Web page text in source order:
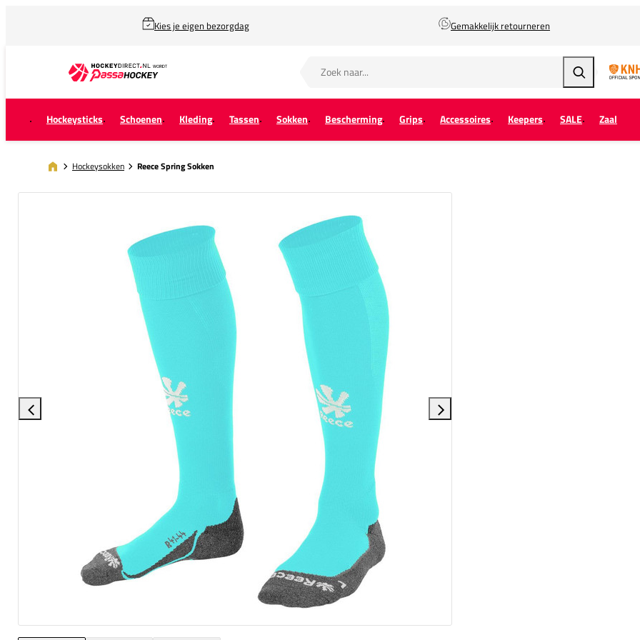
Kies je eigen bezorgdag Gemakkelijk retourneren
Zoeken
Hockeysticks Schoenen Kleding Tassen Sokken Bescherming Grips Accessoires Keepers SALE Zaal
Hockeysokken Reece Spring Sokken